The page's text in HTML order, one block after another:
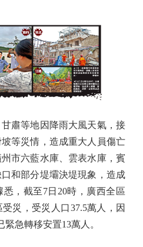
等地因降雨大風天氣，接
等災情，造成重大人員傷亡
市六藍水庫、雲表水庫，賓
和部分堤壩決堤現象，造成
，截至7日20時，廣西全區
災，受災人口37.5萬人，因
急轉移安置13萬人。